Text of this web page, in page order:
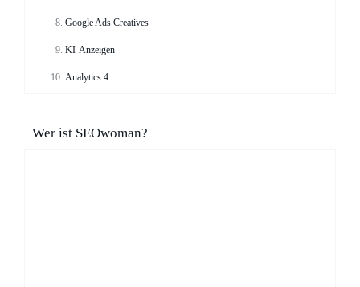
Google Ads Creatives
KI-Anzeigen
Analytics 4
Wer ist SEOwoman?